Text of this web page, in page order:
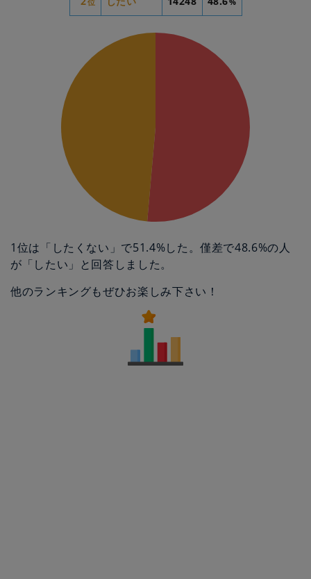
1位は「したくない」で51.4%した。僅差で48.6%の人
が「したい」と回答しました。
他のランキングもぜひお楽しみ下さい！